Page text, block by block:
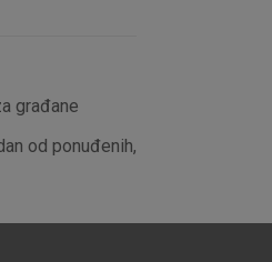
građane
od ponuđenih,